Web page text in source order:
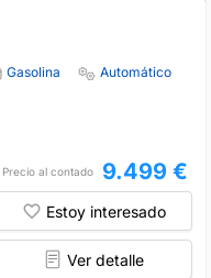
Gasolina
Automático
Precio al contado 9.499 €
Estoy interesado
Ver detalle